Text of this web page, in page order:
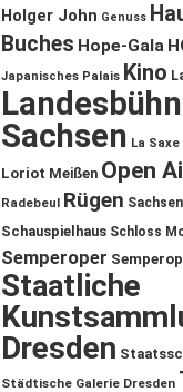
Holger John Genuss
Buches Hope-Gala
Japanisches Palais Kino
Sachsen La
Loriot Meißen Open
Radebeul Rügen
Schauspielhaus Schloss
Semperoper
Staatliche
Dresden
Städtische Galerie Dresden